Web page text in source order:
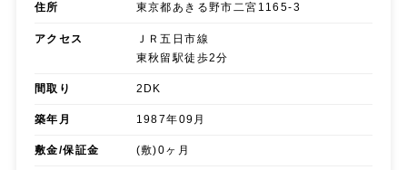
住所 東京都あきる野市二宮1165-3
アクセス
ＪＲ五日市線
東秋留駅徒歩2分
間取り 2DK
築年月 1987年09月
敷金/保証金 (敷)0ヶ月